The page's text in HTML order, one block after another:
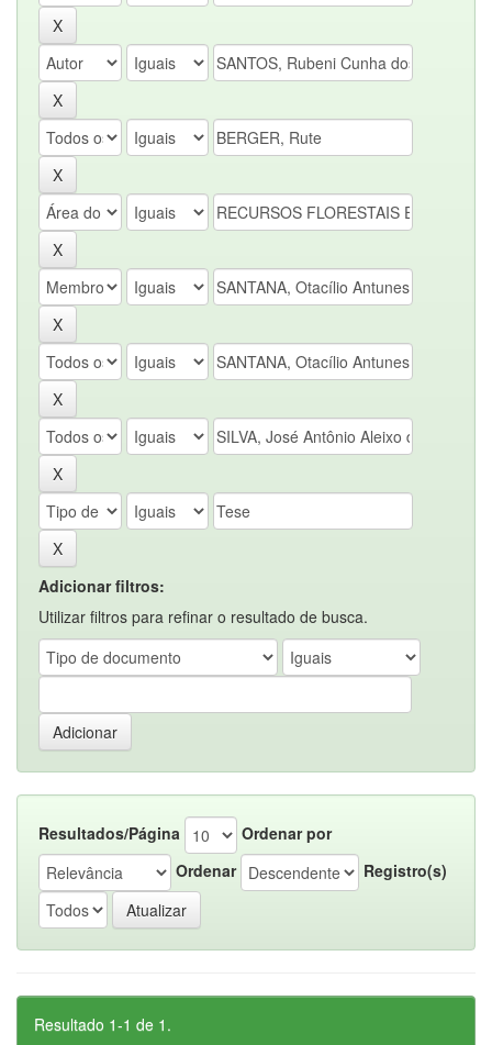
Adicionar filtros:
Utilizar filtros para refinar o resultado de busca.
Resultados/Página
Ordenar por
Ordenar
Registro(s)
Resultado 1-1 de 1.